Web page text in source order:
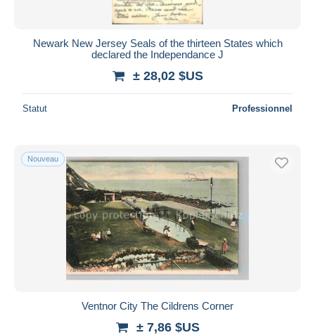
Newark New Jersey Seals of the thirteen States which
declared the Independance J
± 28,02 $US
Statut Professionnel
Nouveau
Ventnor City The Cildrens Corner
± 7,86 $US